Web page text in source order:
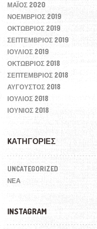
ΜΆΙΟΣ 2020
ΝΟΈΜΒΡΙΟΣ 2019
ΟΚΤΏΒΡΙΟΣ 2019
ΣΕΠΤΈΜΒΡΙΟΣ 2019
ΙΟΎΛΙΟΣ 2019
ΟΚΤΏΒΡΙΟΣ 2018
ΣΕΠΤΈΜΒΡΙΟΣ 2018
ΑΎΓΟΥΣΤΟΣ 2018
ΙΟΎΛΙΟΣ 2018
ΙΟΎΝΙΟΣ 2018
KΑΤΗΓΟΡΊΕΣ
UNCATEGORIZED
ΝΕΑ
INSTAGRAM